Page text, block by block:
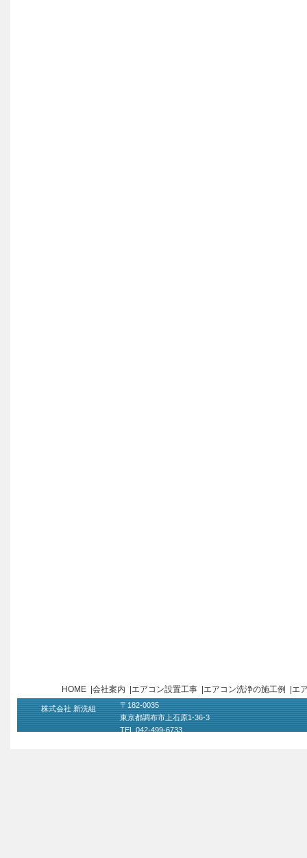
HOME 会社案内 エアコン設置工事 エアコン洗浄の施工例 エ
株式会社 新洗組
〒182-0035
東京都調布市上石原1-36-3
TEL 042-499-6733